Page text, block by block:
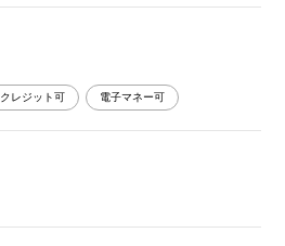
クレジット可 電子マネー可